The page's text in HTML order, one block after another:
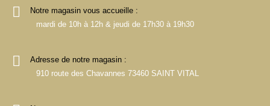
Notre magasin vous accueille :
mardi de 10h à 12h & jeudi de 17h30 à 19h30
Adresse de notre magasin :
910 route des Chavannes 73460 SAINT VITAL